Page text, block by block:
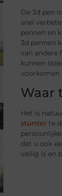
De 3d pen
snel
pennen en
3d pennen
van andere
kunnen
voorkomen
Waar
Het is
stunter te
dat u ook
veilig is en